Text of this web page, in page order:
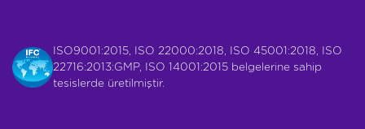
ISO9001:2015, ISO 22000:2018, ISO 45001:2018, ISO
22716:2013:GMP, ISO 14001:2015 belgelerine sahip
tesislerde üretilmiştir.